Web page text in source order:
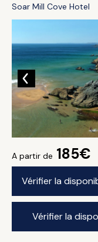
Soar Mill Cove Hotel
A partir de 185€
Vérifier la
Vérifier la